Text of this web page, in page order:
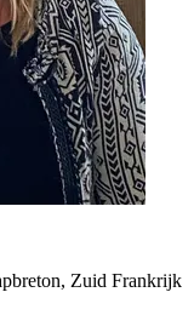
Zuid Frankrijk